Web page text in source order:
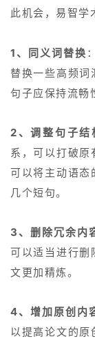
此机会，易智学
1、同义词替换
替换一些高频词
句子应保持流畅
2、调整句子结
系，可以打破原
可以将主动语态
几个短句。
3、删除冗余内
可以适当进行删
文更加精炼。
4、增加原创内
以提高论文的原